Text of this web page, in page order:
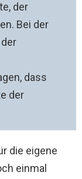
der
Bei der
dass
der
die eigene
einmal